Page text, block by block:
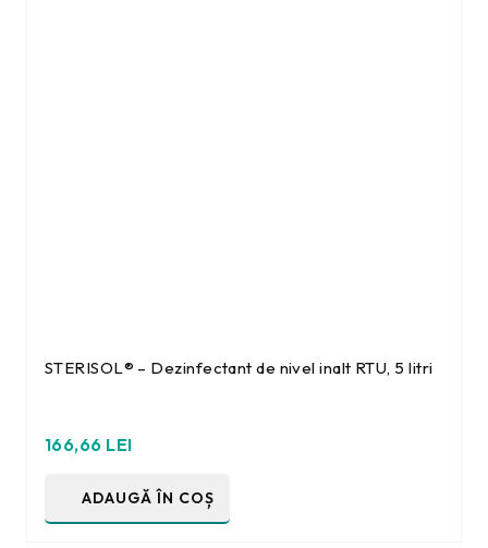
STERISOL® – Dezinfectant de nivel inalt RTU, 5 litri
166,66 LEI
ADAUGĂ ÎN COȘ